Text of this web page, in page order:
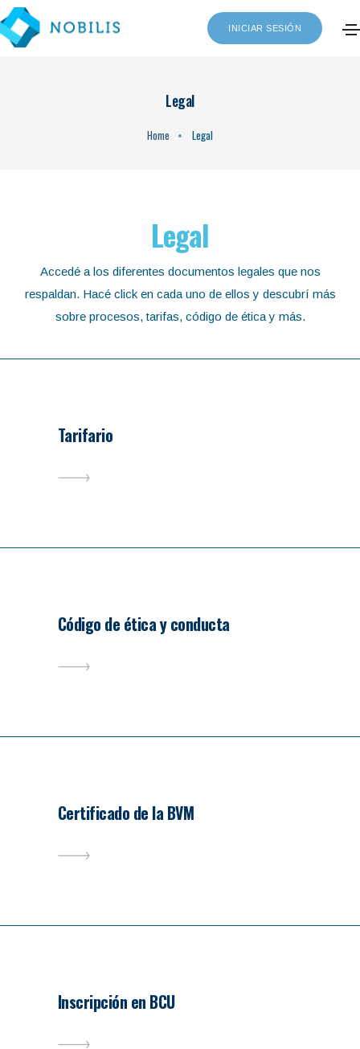
INICIAR SESIÓN
Legal
Home Legal
Legal
Accedé a los diferentes documentos legales que nos
respaldan. Hacé click en cada uno de ellos y descubrí más
sobre procesos, tarifas, código de ética y más.
Tarifario
Código de ética y conducta
Certificado de la BVM
Inscripción en BCU